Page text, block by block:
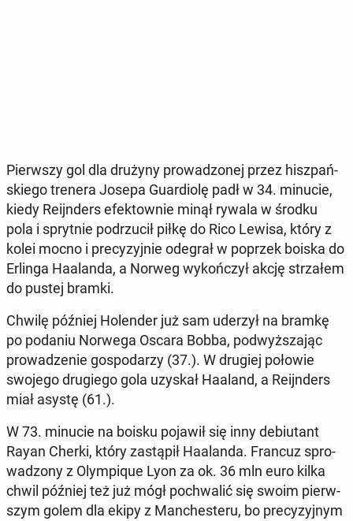
Pierw­szy gol dla drużyny pro­wa­dzo­nej przez hisz­pań­
skie­go trenera Josepa Gu­ar­dio­lę padł w 34. minucie,
kiedy Re­ijn­ders efek­tow­nie minął rywala w środku
pola i spryt­nie pod­rzu­cił piłkę do Rico Lewisa, który z
kolei mocno i pre­cy­zyj­nie odegrał w poprzek boiska do
Erlinga Ha­alan­da, a Norweg wy­koń­czył akcję strza­łem
do pustej bramki.
Chwilę później Ho­len­der już sam uderzył na bramkę
po podaniu Norwega Oscara Bobba, pod­wyż­sza­jąc
pro­wa­dze­nie go­spo­da­rzy (37.). W drugiej połowie
swojego dru­gie­go gola uzyskał Haaland, a Re­ijn­ders
miał asystę (61.).
W 73. minucie na boisku pojawił się inny de­biu­tant
Rayan Cherki, który za­stą­pił Ha­alan­da. Francuz spro­
wa­dzo­ny z Olym­pi­que Lyon za ok. 36 mln euro kilka
chwil później też już mógł po­chwa­lić się swoim pierw­
szym golem dla ekipy z Man­che­ste­ru, bo pre­cy­zyj­nym